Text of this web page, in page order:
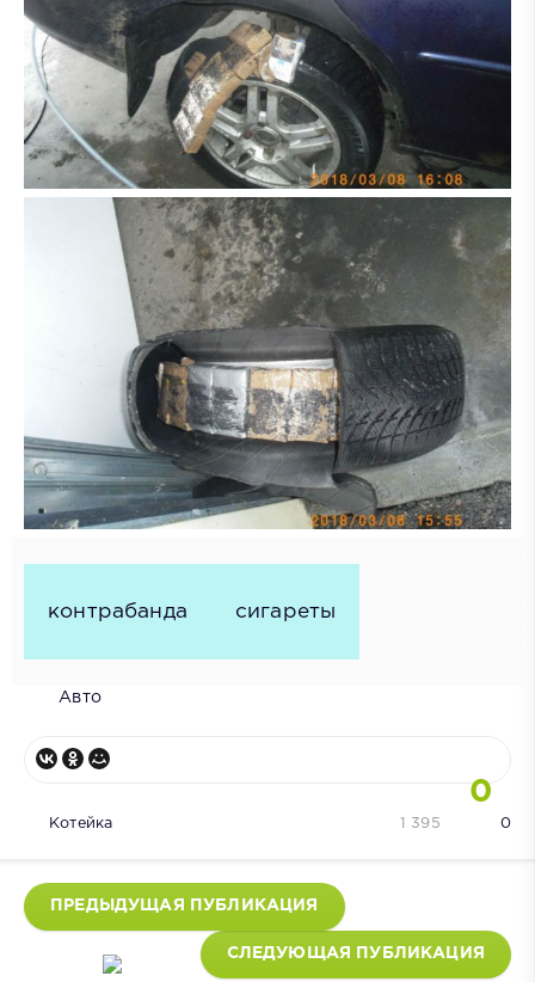
контрабанда сигареты
Авто
0
Котейка 0
1 395
ПРЕДЫДУЩАЯ ПУБЛИКАЦИЯ
СЛЕДУЮЩАЯ ПУБЛИКАЦИЯ